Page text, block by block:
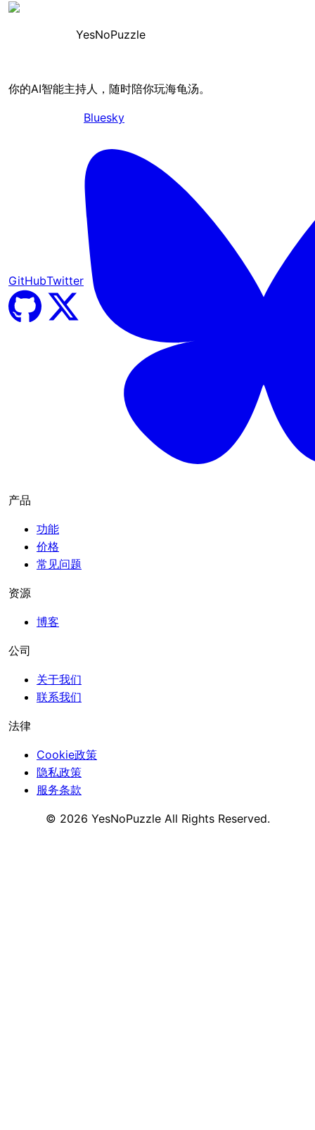
YesNoPuzzle
你的AI智能主持人，随时陪你玩海龟汤。
GitHubTwitter
Bluesky
产品
功能
价格
常见问题
资源
博客
公司
关于我们
联系我们
法律
Cookie政策
隐私政策
服务条款
© 2026 YesNoPuzzleAll Rights Reserved.